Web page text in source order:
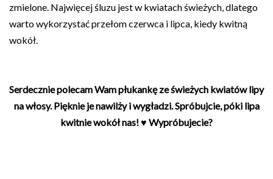
zmielone. Najwięcej śluzu jest w kwiatach świeżych, dlatego
warto wykorzystać przełom czerwca i lipca, kiedy kwitną
wokół.
Serdecznie polecam Wam płukankę ze świeżych kwiatów lipy
na włosy. Pięknie je nawilży i wygładzi. Spróbujcie, póki lipa
kwitnie wokół nas! ♥ Wypróbujecie?